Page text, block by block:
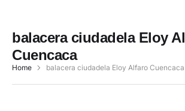
balacera ciudadela Eloy
Cuencaca
Home balacera ciudadela Eloy Alfaro Cuencaca